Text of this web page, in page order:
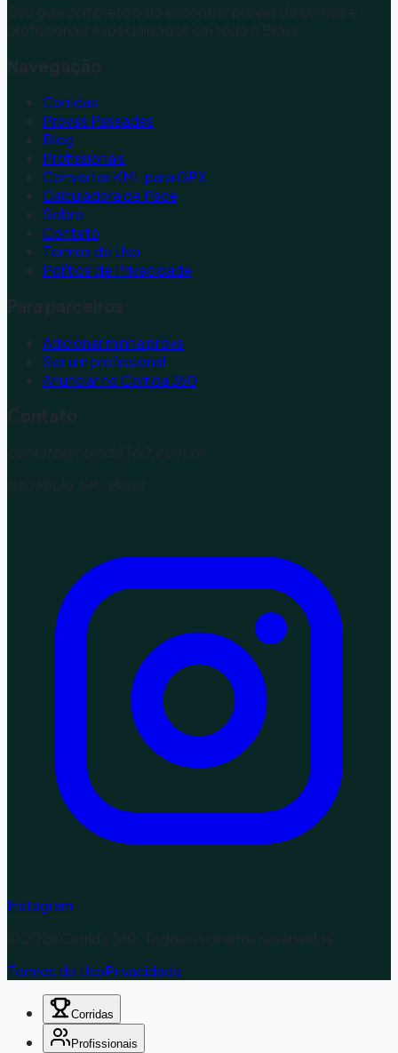
Seu guia completo para encontrar provas de corrida e
profissionais especializados em todo o Brasil.
Navegação
Corridas
Provas Passadas
Blog
Profissionais
Converter KML para GPX
Calculadora de Pace
Sobre
Contato
Termos de Uso
Política de Privacidade
Para parceiros
Adicionar minha prova
Ser um profissional
Anunciar no Corrida 360
Contato
contato@corrida360.com.br
São Paulo, SP - Brasil
Instagram
© 2026 Corrida 360. Todos os direitos reservados.
Termos de UsoPrivacidade
Corridas
Profissionais